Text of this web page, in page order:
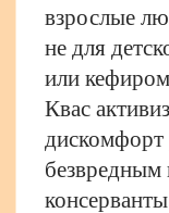
взрослые
не для
или
Квас
дискомфорт
безвредным